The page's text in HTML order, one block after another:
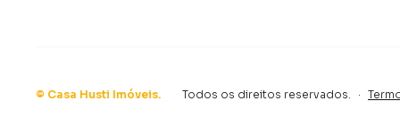
✔ Boa opção para quem busca praticidade na
© Casa Husti Imóveis. Todos os direitos reservados. ·